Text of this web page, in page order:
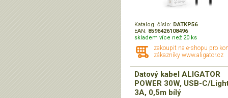
Katalog. číslo: DATKP56
EAN: 8596426108496
skladem více než 20 ks
zakoupit na e-shopu pro
zákazníky www.aligator.cz
Datový kabel ALIGATOR
POWER 30W, USB-C/
3A, 0,5m bílý